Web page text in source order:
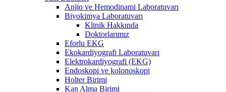
Anjio ve Hemodinami Laboratuvarı
Biyokimya Laboratuvarı
Klinik Hakkında
Doktorlarımız
Eforlu EKG
Ekokardiyografi Laboratuvarı
Elektrokardiyografi (EKG)
Endoskopi ve kolonoskopi
Holter Birimi
Kan Alma Birimi